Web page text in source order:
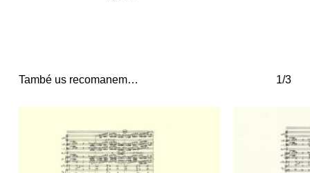
També us recomanem… 1/3